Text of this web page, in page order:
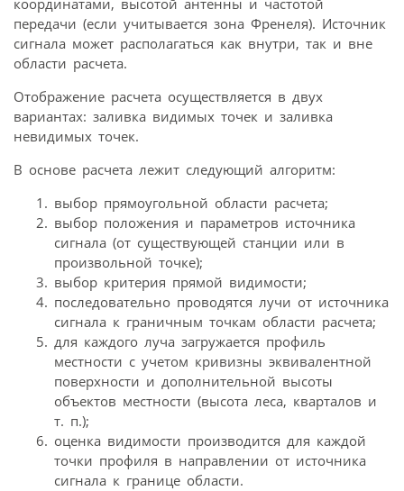
координатами, высотой антенны и частотой
передачи (если учитывается зона Френеля). Источник
сигнала может располагаться как внутри, так и вне
области расчета.
Отображение расчета осуществляется в двух
вариантах: заливка видимых точек и заливка
невидимых точек.
В основе расчета лежит следующий алгоритм:
выбор прямоугольной области расчета;
выбор положения и параметров источника
сигнала (от существующей станции или в
произвольной точке);
выбор критерия прямой видимости;
последовательно проводятся лучи от источника
сигнала к граничным точкам области расчета;
для каждого луча загружается профиль
местности с учетом кривизны эквивалентной
поверхности и дополнительной высоты
объектов местности (высота леса, кварталов и
т. п.);
оценка видимости производится для каждой
точки профиля в направлении от источника
сигнала к границе области.